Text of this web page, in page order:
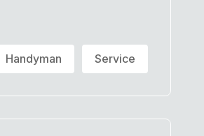
Handyman Service